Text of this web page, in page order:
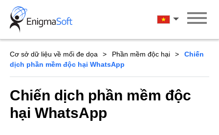
Skip
content
Tiếng Việt
Cơ sở dữ liệu về mối đe dọa Phần mềm độc hại
Chiến
dịch phần mềm độc hại WhatsApp
Chiến dịch phần mềm độc
hại WhatsApp